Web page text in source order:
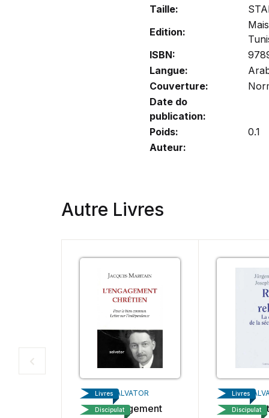
Taille:
Edition:
ISBN:
Langue:
Couverture:
Date do
publication:
Poids:
0.1
Auteur:
Autre Livres
SALVATOR
L’engagement
Livres
Discipulat Raison
Livres
Discipulat